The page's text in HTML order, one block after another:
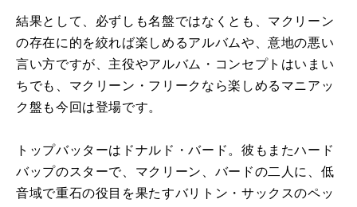
結果として、必ずしも名盤ではなくとも、マクリーン
の存在に的を絞れば楽しめるアルバムや、意地の悪い
言い方ですが、主役やアルバム・コンセプトはいまい
ちでも、マクリーン・フリークなら楽しめるマニアッ
ク盤も今回は登場です。
トップバッターはドナルド・バード。彼もまたハード
バップのスターで、マクリーン、バードの二人に、低
音域で重石の役目を果たすバリトン・サックスのペッ